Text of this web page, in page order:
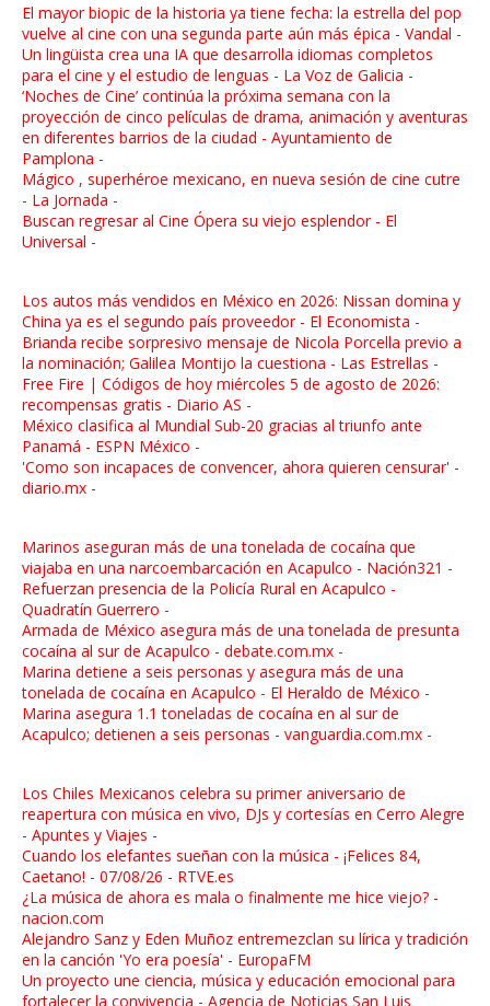
El mayor biopic de la historia ya tiene fecha: la estrella del pop
vuelve al cine con una segunda parte aún más épica - Vandal -
Un lingüista crea una IA que desarrolla idiomas completos
para el cine y el estudio de lenguas - La Voz de Galicia -
‘Noches de Cine’ continúa la próxima semana con la
proyección de cinco películas de drama, animación y aventuras
en diferentes barrios de la ciudad - Ayuntamiento de
Pamplona -
Mágico , superhéroe mexicano, en nueva sesión de cine cutre
- La Jornada -
Buscan regresar al Cine Ópera su viejo esplendor - El
Universal -
Los autos más vendidos en México en 2026: Nissan domina y
China ya es el segundo país proveedor - El Economista -
Brianda recibe sorpresivo mensaje de Nicola Porcella previo a
la nominación; Galilea Montijo la cuestiona - Las Estrellas -
Free Fire | Códigos de hoy miércoles 5 de agosto de 2026:
recompensas gratis - Diario AS -
México clasifica al Mundial Sub-20 gracias al triunfo ante
Panamá - ESPN México -
'Como son incapaces de convencer, ahora quieren censurar' -
diario.mx -
Marinos aseguran más de una tonelada de cocaína que
viajaba en una narcoembarcación en Acapulco - Nación321 -
Refuerzan presencia de la Policía Rural en Acapulco -
Quadratín Guerrero -
Armada de México asegura más de una tonelada de presunta
cocaína al sur de Acapulco - debate.com.mx -
Marina detiene a seis personas y asegura más de una
tonelada de cocaína en Acapulco - El Heraldo de México -
Marina asegura 1.1 toneladas de cocaína en al sur de
Acapulco; detienen a seis personas - vanguardia.com.mx -
Los Chiles Mexicanos celebra su primer aniversario de
reapertura con música en vivo, DJs y cortesías en Cerro Alegre
- Apuntes y Viajes -
Cuando los elefantes sueñan con la música - ¡Felices 84,
Caetano! - 07/08/26 - RTVE.es
¿La música de ahora es mala o finalmente me hice viejo? -
nacion.com
Alejandro Sanz y Eden Muñoz entremezclan su lírica y tradición
en la canción 'Yo era poesía' - EuropaFM
Un proyecto une ciencia, música y educación emocional para
fortalecer la convivencia - Agencia de Noticias San Luis